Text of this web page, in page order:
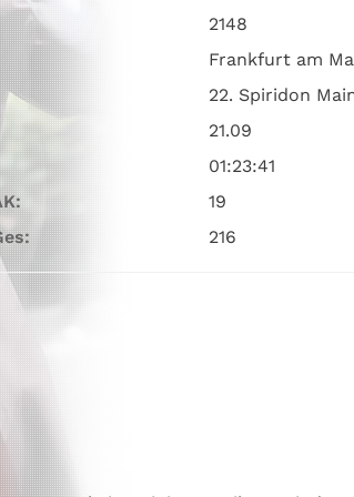
2148
Frankfurt am
22. Spiridon
21.09
01:23:41
19
216